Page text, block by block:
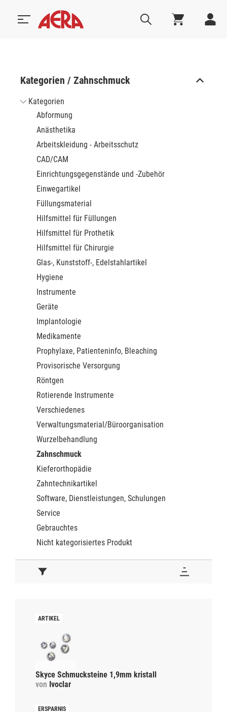
Kategorien / Zahnschmuck
Kategorien
Abformung
Anästhetika
Arbeitskleidung - Arbeitsschutz
CAD/CAM
Einrichtungsgegenstände und -Zubehör
Einwegartikel
Füllungsmaterial
Hilfsmittel für Füllungen
Hilfsmittel für Prothetik
Hilfsmittel für Chirurgie
Glas-, Kunststoff-, Edelstahlartikel
Hygiene
Instrumente
Geräte
Implantologie
Medikamente
Prophylaxe, Patienteninfo, Bleaching
Provisorische Versorgung
Röntgen
Rotierende Instrumente
Verschiedenes
Verwaltungsmaterial/Büroorganisation
Wurzelbehandlung
Zahnschmuck
Kieferorthopädie
Zahntechnikartikel
Software, Dienstleistungen, Schulungen
Service
Gebrauchtes
Nicht kategorisiertes Produkt
Skyce Schmucksteine 1,9mm kristall
von Ivoclar